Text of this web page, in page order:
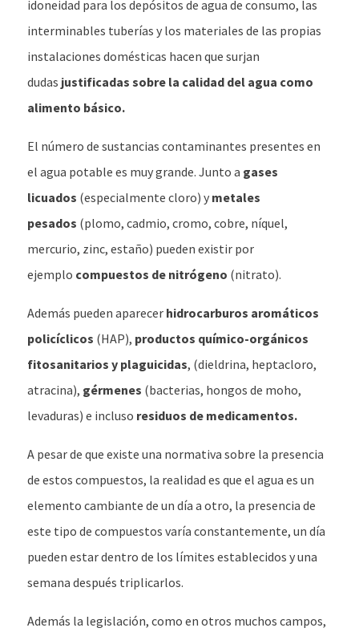
idoneidad para los depósitos de agua de consumo, las
interminables tuberías y los materiales de las propias
instalaciones domésticas hacen que surjan
dudas justificadas sobre la calidad del agua como
alimento básico.
El número de sustancias contaminantes presentes en
el agua potable es muy grande. Junto a gases
licuados (especialmente cloro) y metales
pesados (plomo, cadmio, cromo, cobre, níquel,
mercurio, zinc, estaño) pueden existir por
ejemplo compuestos de nitrógeno (nitrato).
Además pueden aparecer hidrocarburos aromáticos
policíclicos (HAP), productos químico-orgánicos
fitosanitarios y plaguicidas, (dieldrina, heptacloro,
atracina), gérmenes (bacterias, hongos de moho,
levaduras) e incluso residuos de medicamentos.
A pesar de que existe una normativa sobre la presencia
de estos compuestos, la realidad es que el agua es un
elemento cambiante de un día a otro, la presencia de
este tipo de compuestos varía constantemente, un día
pueden estar dentro de los límites establecidos y una
semana después triplicarlos.
Además la legislación, como en otros muchos campos,